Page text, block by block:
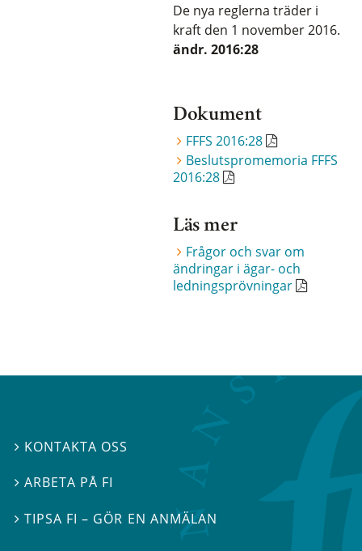
De nya reglerna träder i
kraft den 1 november 2016.
ändr. 2016:28
Dokument
FFFS 2016:28
Beslutspromemoria FFFS
2016:28
Läs mer
Frågor och svar om
ändringar i ägar- och
ledningsprövningar
 KONTAKTA OSS
ARBETA PÅ FI
TIPSA FI – GÖR EN ANMÄLAN